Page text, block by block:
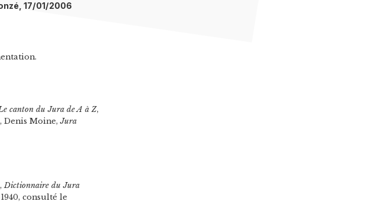
17/01/2006
canton du Jura de A à Z,
Denis Moine,Jura
Dictionnaire du Jura
consulté le